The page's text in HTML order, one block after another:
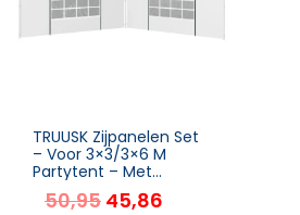
TRUUSK Zijpanelen Set
– Voor 3×3/3×6 M
Partytent – Met
Venster & Deur R...
50,95 45,86